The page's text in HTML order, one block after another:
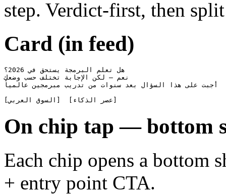
step. Verdict-first, then
Card (in feed)
هل تعلم البرمجة يستحق في 2026؟
نعم — لكن الإجابة تختلف حسب وضعك
أجبت على هذا السؤال بعد سنوات من تدريب مبرمجين عالمياً
On chip tap — bottom
Each chip opens a bottom
+ entry point CTA.